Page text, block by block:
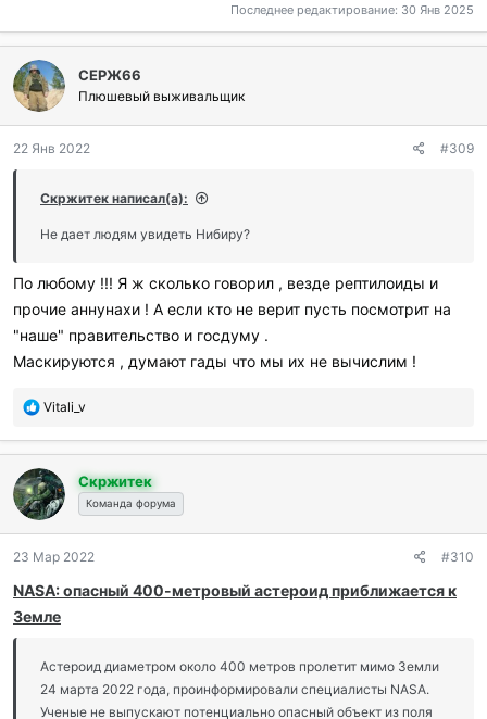
Последнее редактирование: 30 Янв 2025
СЕРЖ66
Плюшевый выживальщик
22 Янв 2022 #309
Скржитек написал(а):
Не дает людям увидеть Нибиру?
По любому !!! Я ж сколько говорил , везде рептилоиды и
прочие аннунахи ! А если кто не верит пусть посмотрит на
"наше" правительство и госдуму .
Маскируются , думают гады что мы их не вычислим !
П
б
а
г
о
а
р
и
л
:
Vitali_v
Скржитек
Команда форума
23 Мар 2022 #310
NASA: опасный 400-метровый астероид приближается к
Земле
Астероид диаметром около 400 метров пролетит мимо Земли
24 марта 2022 года, проинформировали специалисты NASA.
Ученые не выпускают потенциально опасный объект из поля